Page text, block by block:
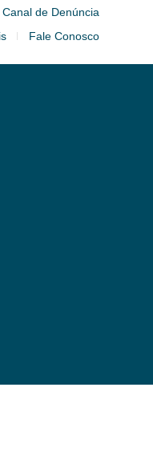
Canal de Denúncia
Fale Conosco